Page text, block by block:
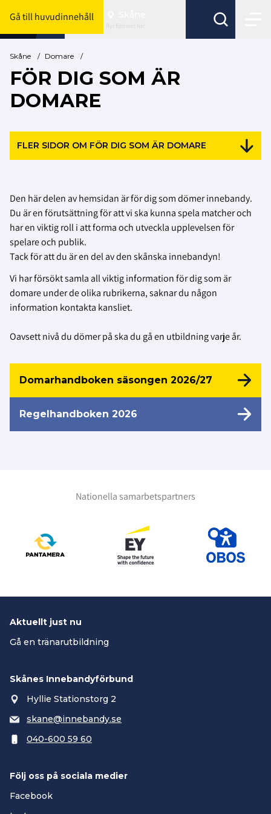
Gå till huvudinnehåll
Byt förbund här
Skåne / Domare /
FÖR DIG SOM ÄR
DOMARE
FLER SIDOR OM FÖR DIG SOM ÄR DOMARE
Den här delen av hemsidan är för dig som dömer innebandy.
Du är en förutsättning för att vi ska kunna spela matcher och
har en viktig roll i att forma och utveckla upplevelsen för
spelare och publik.
Tack för att du är en del av den skånska innebandyn!
Vi har försökt samla all viktig information för dig som är
domare under de olika rubrikerna, saknar du någon
information kontakta kansliet.
Oavsett nivå du dömer på ska du gå en utbildning varje år.
Domarhandboken säsongen 2026/27
Regelhandboken 2026
Nationella samarbetspartners
Aktuellt just nu
Gå en tränarutbildning
Skånes Innebandyförbund
Hyllie Stationstorg 2
skane@innebandy.se
040-600 59 60
Följ oss på sociala medier
Facebook